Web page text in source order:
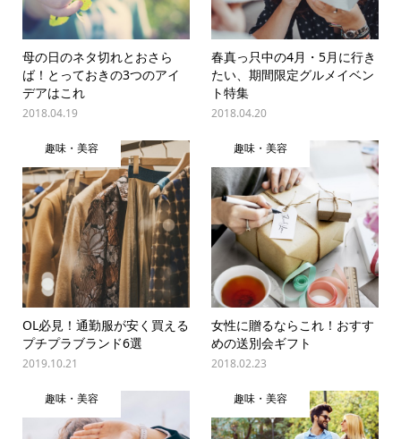
母の日のネタ切れとおさら
ば！とっておきの3つのアイ
デアはこれ
2018.04.19
春真っ只中の4月・5月に行き
たい、期間限定グルメイベン
ト特集
2018.04.20
趣味・美容
OL必見！通勤服が安く買える
プチプラブランド6選
2019.10.21
趣味・美容
女性に贈るならこれ！おすす
めの送別会ギフト
2018.02.23
趣味・美容 趣味・美容